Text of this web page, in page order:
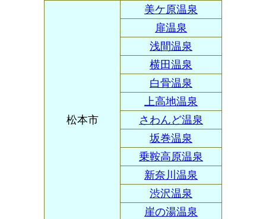
松本市
美ケ原温泉
扉温泉
浅間温泉
横田温泉
白骨温泉
上高地温泉
さわんど温泉
坂巻温泉
乗鞍高原温泉
新奈川温泉
渋沢温泉
崖の湯温泉